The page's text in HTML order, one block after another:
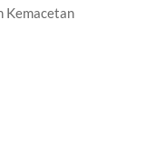
Kemacetan